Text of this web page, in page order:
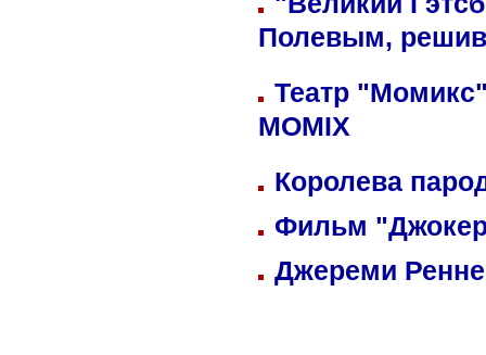
Полевым,
Театр
MOMIX
Королева
Фильм
Джереми